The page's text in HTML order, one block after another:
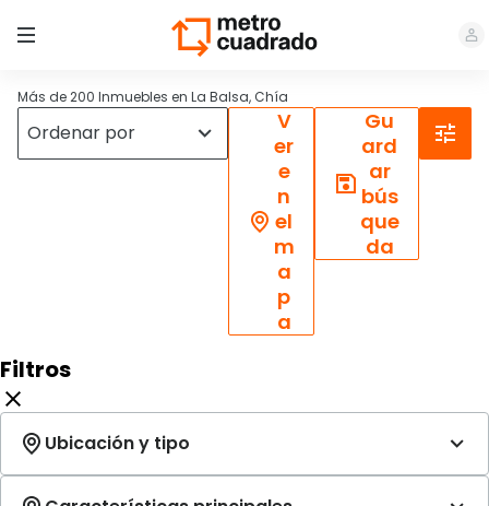
Más de 200 Inmuebles en La Balsa, Chía
V
er
e
n
el
m
a
p
a
Gu
ard
ar
bús
que
da
Filtros